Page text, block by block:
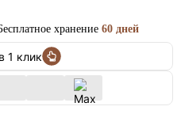
хранение 60 дней
1 клик